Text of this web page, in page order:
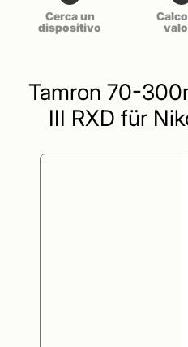
Cerca un
dispositivo
Tamron 70-
III RXD für